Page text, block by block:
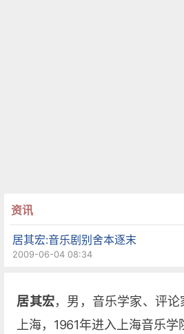
资讯
居其宏:音乐剧别舍本逐末
2009-06-04 08:34
居其宏，男，音乐学家、评
上海，1961年进入上海音乐